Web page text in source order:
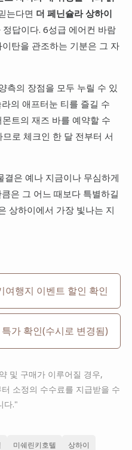
는다면 더 페닌슐라 상하이
정답이다. 6성급 에어컨 바람
탄을 관조하는 기분은 그 자
측의 장점을 모두 누릴 수 있
의 애프터눈 티를 즐길 수
트의 재즈 바를 예약할 수
로 체크인 한 달 전부터 서
은 예나 지금이나 무심하게
은 그 어느 때보다 특별하길
상하이에서 가장 빛나는 지
여행지 이벤트 할인 확인
가 확인(수시로 변경됨)
및 구매가 이루어질 경우,
터 소정의 수수료를 지급받을 수
다."
미쉐린키호텔 상하이